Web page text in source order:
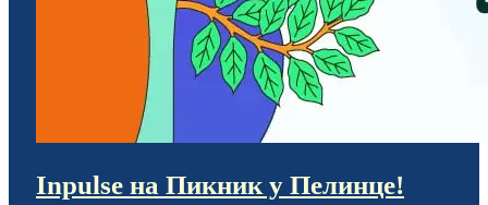
Inpulse на Пикник у Пелинце!